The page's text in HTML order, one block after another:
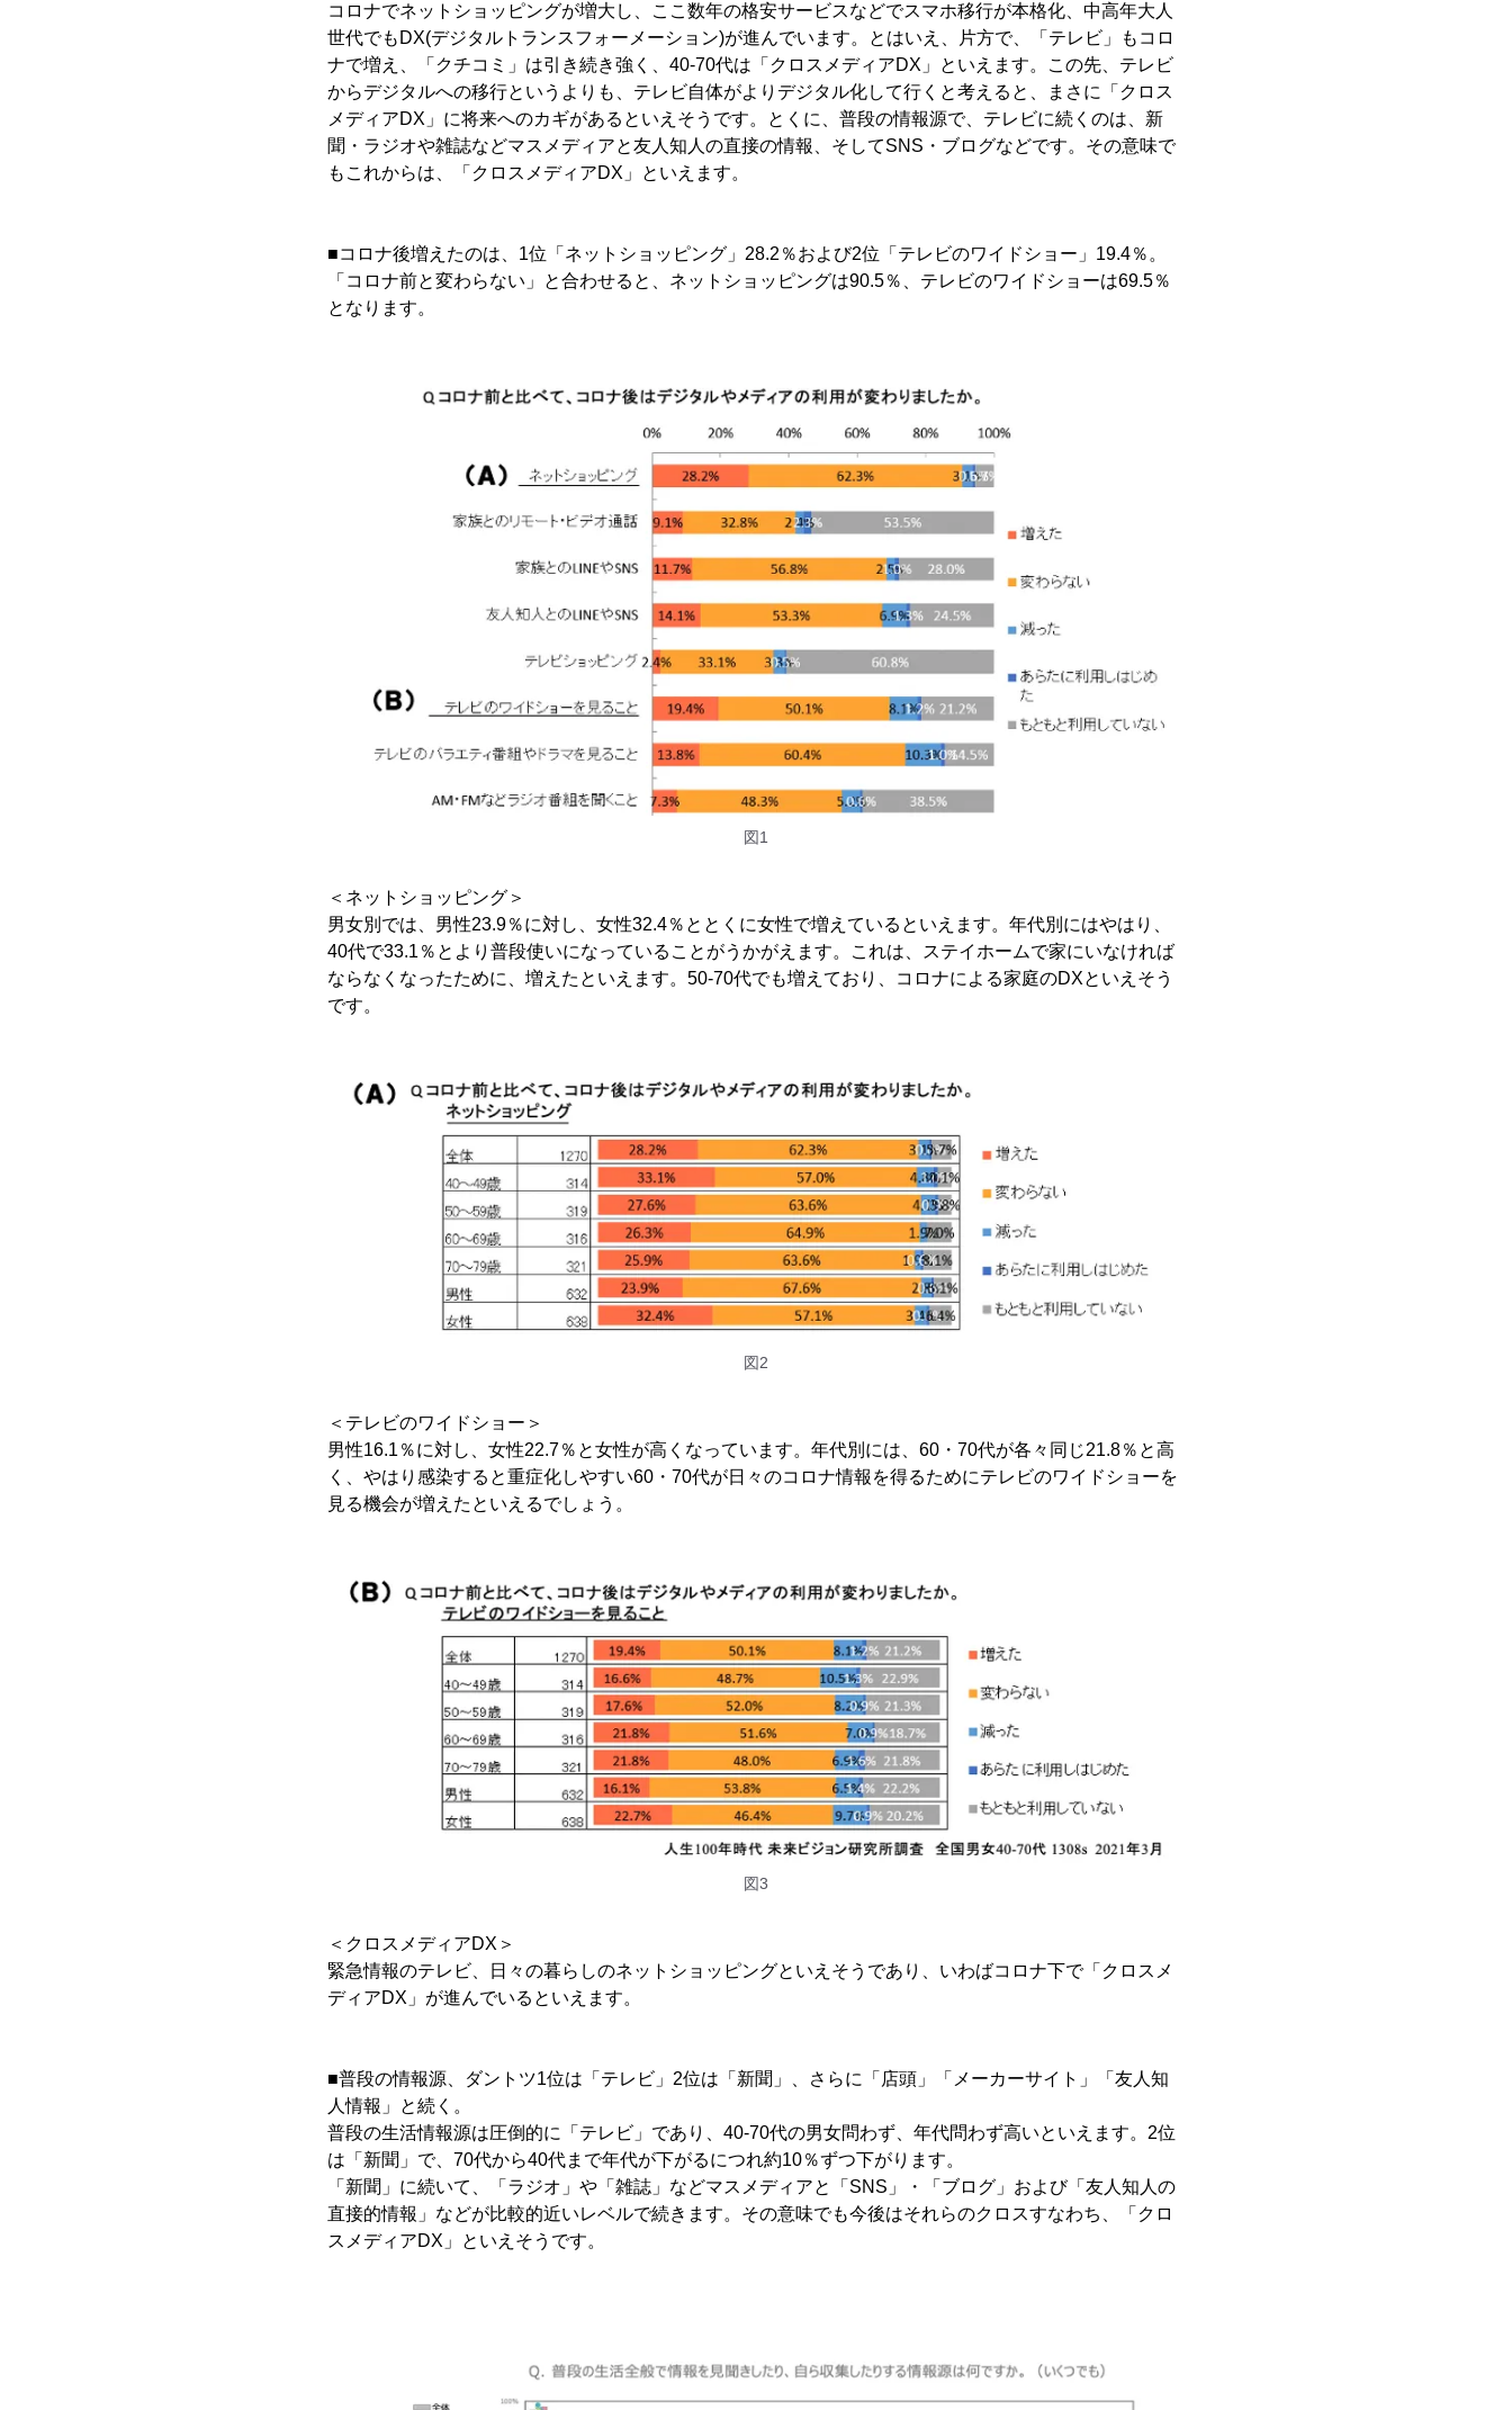
コロナでネットショッピングが増大し、ここ数年の格安サービスなどでスマホ移行が本格化、中高年大人
世代でもDX(デジタルトランスフォーメーション)が進んでいます。とはいえ、片方で、「テレビ」もコロ
ナで増え、「クチコミ」は引き続き強く、40-70代は「クロスメディアDX」といえます。この先、テレビ
からデジタルへの移行というよりも、テレビ自体がよりデジタル化して行くと考えると、まさに「クロス
メディアDX」に将来へのカギがあるといえそうです。とくに、普段の情報源で、テレビに続くのは、新
聞・ラジオや雑誌などマスメディアと友人知人の直接の情報、そしてSNS・ブログなどです。その意味で
もこれからは、「クロスメディアDX」といえます。
■コロナ後増えたのは、1位「ネットショッピング」28.2％および2位「テレビのワイドショー」19.4％。
「コロナ前と変わらない」と合わせると、ネットショッピングは90.5％、テレビのワイドショーは69.5％
となります。
図1
＜ネットショッピング＞
男女別では、男性23.9％に対し、女性32.4％ととくに女性で増えているといえます。年代別にはやはり、
40代で33.1％とより普段使いになっていることがうかがえます。これは、ステイホームで家にいなければ
ならなくなったために、増えたといえます。50-70代でも増えており、コロナによる家庭のDXといえそう
です。
図2
＜テレビのワイドショー＞
男性16.1％に対し、女性22.7％と女性が高くなっています。年代別には、60・70代が各々同じ21.8％と高
く、やはり感染すると重症化しやすい60・70代が日々のコロナ情報を得るためにテレビのワイドショーを
見る機会が増えたといえるでしょう。
図3
＜クロスメディアDX＞
緊急情報のテレビ、日々の暮らしのネットショッピングといえそうであり、いわばコロナ下で「クロスメ
ディアDX」が進んでいるといえます。
■普段の情報源、ダントツ1位は「テレビ」2位は「新聞」、さらに「店頭」「メーカーサイト」「友人知
人情報」と続く。
普段の生活情報源は圧倒的に「テレビ」であり、40-70代の男女問わず、年代問わず高いといえます。2位
は「新聞」で、70代から40代まで年代が下がるにつれ約10％ずつ下がります。
「新聞」に続いて、「ラジオ」や「雑誌」などマスメディアと「SNS」・「ブログ」および「友人知人の
直接的情報」などが比較的近いレベルで続きます。その意味でも今後はそれらのクロスすなわち、「クロ
スメディアDX」といえそうです。